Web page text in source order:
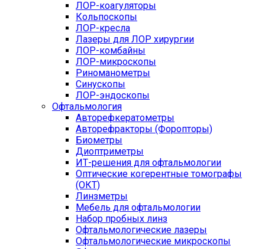
ЛОР-коагуляторы
Кольпоскопы
ЛОР-кресла
Лазеры для ЛОР хирургии
ЛОР-комбайны
ЛОР-микроскопы
Риноманометры
Синускопы
ЛОР-эндоскопы
Офтальмология
Авторефкератометры
Авторефракторы (Форопторы)
Биометры
Диоптриметры
ИТ-решения для офтальмологии
Оптические когерентные томографы
(ОКТ)
Линзметры
Мебель для офтальмологии
Набор пробных линз
Офтальмологические лазеры
Офтальмологические микроскопы